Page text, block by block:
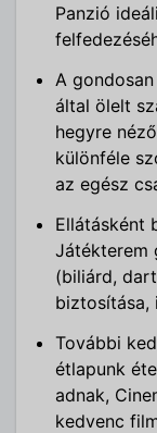
Panzió
A
által ölelt
hegyre
különféle
az egész
Ellátásként
Játékterem
(biliárd,
biztosítása,
További
étlapunk
adnak,
kedvenc